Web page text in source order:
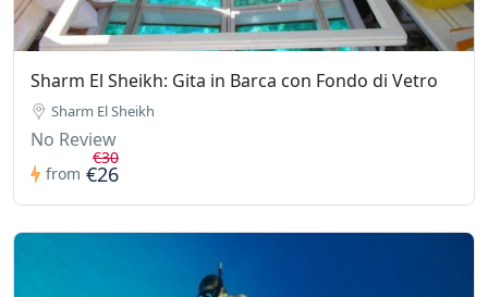
Sharm El Sheikh: Gita in Barca con Fondo di Vetro
Sharm El Sheikh
No Review
from
€30
€26